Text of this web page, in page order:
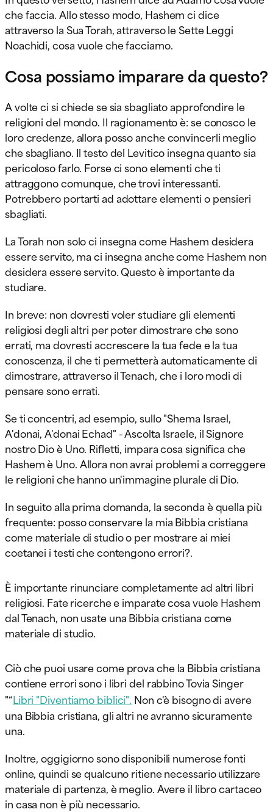
che faccia. Allo stesso modo, Hashem ci dice
attraverso la Sua Torah, attraverso le Sette Leggi
Noachidi, cosa vuole che facciamo.
Cosa possiamo imparare da questo?
A volte ci si chiede se sia sbagliato approfondire le
religioni del mondo. Il ragionamento è: se conosco le
loro credenze, allora posso anche convincerli meglio
che sbagliano. Il testo del Levitico insegna quanto sia
pericoloso farlo. Forse ci sono elementi che ti
attraggono comunque, che trovi interessanti.
Potrebbero portarti ad adottare elementi o pensieri
sbagliati.
La Torah non solo ci insegna come Hashem desidera
essere servito, ma ci insegna anche come Hashem non
desidera essere servito. Questo è importante da
studiare.
In breve: non dovresti voler studiare gli elementi
religiosi degli altri per poter dimostrare che sono
errati, ma dovresti accrescere la tua fede e la tua
conoscenza, il che ti permetterà automaticamente di
dimostrare, attraverso il Tenach, che i loro modi di
pensare sono errati.
Se ti concentri, ad esempio, sullo "Shema Israel,
A'donai, A'donai Echad" - Ascolta Israele, il Signore
nostro Dio è Uno. Rifletti, impara cosa significa che
Hashem è Uno. Allora non avrai problemi a correggere
le religioni che hanno un'immagine plurale di Dio.
In seguito alla prima domanda, la seconda è quella più
frequente: posso conservare la mia Bibbia cristiana
come materiale di studio o per mostrare ai miei
coetanei i testi che contengono errori?.
È importante rinunciare completamente ad altri libri
religiosi. Fate ricerche e imparate cosa vuole Hashem
dal Tenach, non usate una Bibbia cristiana come
materiale di studio.
Ciò che puoi usare come prova che la Bibbia cristiana
contiene errori sono i libri del rabbino Tovia Singer
"“Libri "Diventiamo biblici". Non c'è bisogno di avere
una Bibbia cristiana, gli altri ne avranno sicuramente
una.
Inoltre, oggigiorno sono disponibili numerose fonti
online, quindi se qualcuno ritiene necessario utilizzare
materiale di partenza, è meglio. Avere il libro cartaceo
in casa non è più necessario.